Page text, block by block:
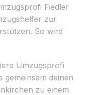
Fiedler
zur
So wird
Umzugsprofi
gemeinsam deinen
zu einem